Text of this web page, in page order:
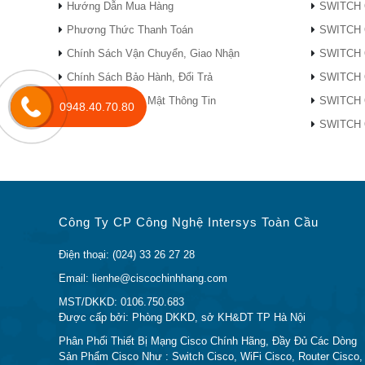
Hãy đặt câu hỏi ở phần
hoặcGọi
Hoặc bạn có thể gửi email về địa chỉ:
CẢNH BÁO VỀ THIẾT BỊ CISCO KHÔNG
xứ thậm chí là bán hàng cũ những vẫn nói với
của chúng tôi sau khi mua phải loại hàng này thì
CO, CQ mà khách hàng cuối yêu cầu. Sau đó đã
lớn khách hàng lại không biết những thông tin
là thông tin đúng.
Nắm được xu thế trên nên trong bài viết này,
Hướng Dẫn Mua Hàng
Phương Thức Thanh Toán
Chính Sách Vận Chuyển, Giao Nhận
Chính Sách Bảo Hành, Đổi Trả
Chính Sách Bảo Mật Thông Tin
SWITCH
SWITCH
SWITCH
SWITCH
SWITCH
SWITCH
Công Ty CP Công Nghệ Intersys Toàn Cầu
Điện thoại: (024) 33 26 27 28
Email: lienhe@ciscochinhhang.com
MST/DKKD: 0106.750.683
Được cấp bởi: Phòng DKKD, sở KH&DT TP Hà Nội
Phân Phối Thiết Bị Mạng Cisco Chính Hãng, Đầy Đủ Các Dòng
Sản Phẩm Cisco Như : Switch Cisco, WiFi Cisco, Router Cisco,
0948.40.70.80